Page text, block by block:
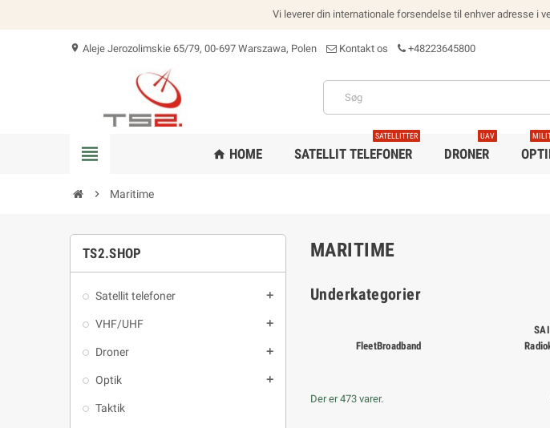
Vi leverer din internationale forsendelse til enhver adresse i
location_on Aleje Jerozolimskie 65/79, 00-697 Warszawa, Polen Kontakt os +48223645800
view_headline home HOME SATELLIT TELEFONER
SATELLITTER
DRONER
UAV
chevron_right Maritime
TS2.SHOP
Satellit telefoner add
VHF/UHF add
Droner add
Optik add
Taktik
MARITIME
Underkategorier
FleetBroadband
Der er 473 varer.